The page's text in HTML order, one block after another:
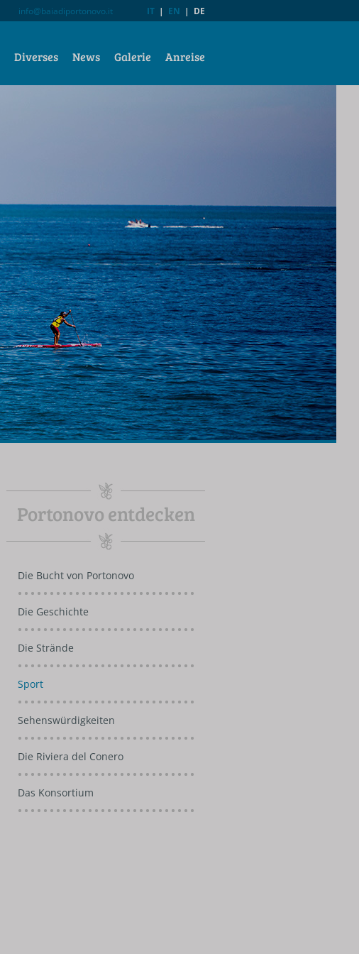
info@baiadiportonovo.it IT | EN | DE
Diverses News Galerie Anreise
Portonovo entdecken
Die Bucht von Portonovo
Die Geschichte
Die Strände
Sport
Sehenswürdigkeiten
Die Riviera del Conero
Das Konsortium